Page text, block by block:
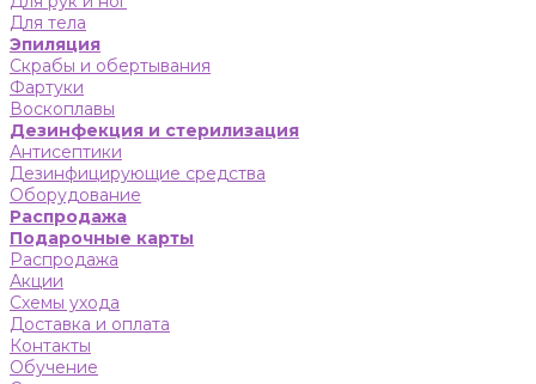
Для тела
Эпиляция
Скрабы и обертывания
Фартуки
Воскоплавы
Дезинфекция и стерилизация
Антисептики
Дезинфицирующие средства
Оборудование
Распродажа
Подарочные карты
Распродажа
Акции
Схемы ухода
Доставка и оплата
Контакты
Обучение